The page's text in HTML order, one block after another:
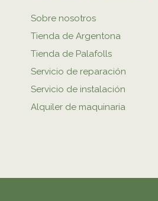
Sobre nosotros
Tienda de Argentona
Tienda de Palafolls
Servicio de reparación
Servicio de instalación
Alquiler de maquinaria